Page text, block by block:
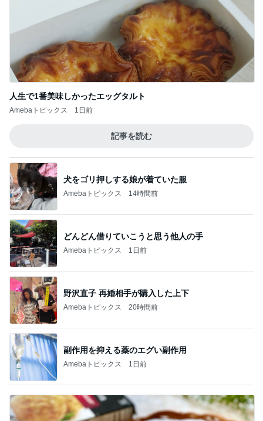
人生で1番美味しかったエッグタルト
Amebaトピックス 1日前
記事を読む
犬をゴリ押しする娘が着ていた服
Amebaトピックス 14時間前
どんどん借りていこうと思う他人の手
Amebaトピックス 1日前
野沢直子 再婚相手が購入した上下
Amebaトピックス 20時間前
副作用を抑える薬のエグい副作用
Amebaトピックス 1日前